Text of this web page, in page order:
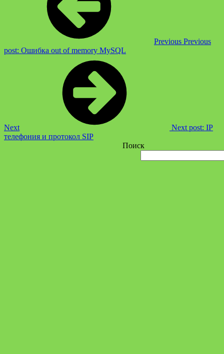
Previous Previous
post: Ошибка out of memory MySQL
Next Next post: IP
телефония и протокол SIP
Поиск